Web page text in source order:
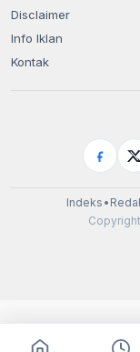
Disclaimer
Info Iklan
Kontak
Indeks •